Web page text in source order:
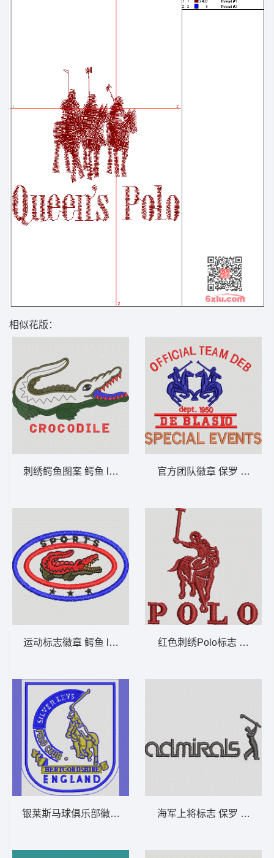
相似花版：
刺绣鳄鱼图案 鳄鱼 lacoste 男
运动标志徽章 鳄鱼 lacoste 男
银莱斯马球俱乐部徽章 保罗 骑马 polo 男
官方团队徽章 保罗 骑马
红色刺绣Polo标志 保罗 骑
海军上将标志 保罗 骑马